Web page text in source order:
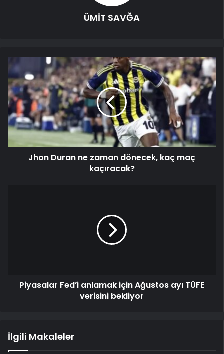
ÜMİT SAVĞA
Jhon Duran ne zaman dönecek, kaç maç
kaçıracak?
Piyasalar Fed’i anlamak için Ağustos ayı TÜFE
verisini bekliyor
İlgili Makaleler